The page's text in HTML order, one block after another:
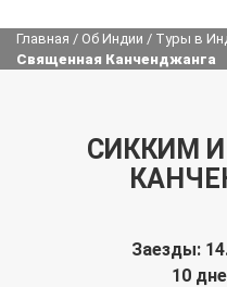
Главная / Об Индии / Туры в
Священная Канченджанга
СИККИМ
Заезды:
10